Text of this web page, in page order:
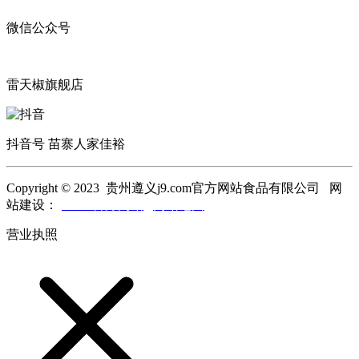
微信公众号
雷天椒旗舰店
抖音号 苗寨人家佳裕
Copyright © 2023 贵州遵义j9.com官方网站食品有限公司 网
站建设：
营业执照